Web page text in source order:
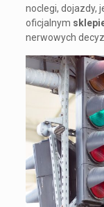
noclegi, dojazdy,
oficjalnym
nerwowych